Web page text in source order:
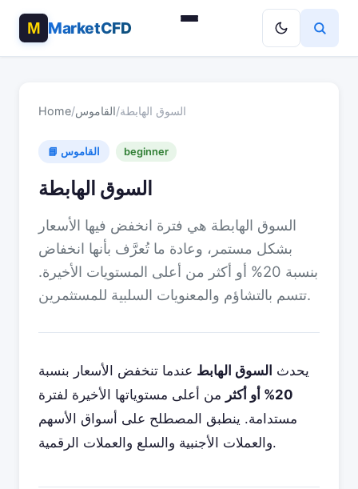
MarketCFD
Home/القاموس/السوق الهابطة
📘 القاموس beginner
السوق الهابطة
السوق الهابطة هي فترة انخفض فيها الأسعار
بشكل مستمر، وعادة ما تُعرَّف بأنها انخفاض
بنسبة 20% أو أكثر من أعلى المستويات الأخيرة.
تتسم بالتشاؤم والمعنويات السلبية للمستثمرين.
يحدث السوق الهابط عندما تنخفض الأسعار بنسبة
20% أو أكثر
من أعلى مستوياتها الأخيرة لفترة
مستدامة. ينطبق المصطلح على أسواق الأسهم
والعملات الأجنبية والسلع والعملات الرقمية.